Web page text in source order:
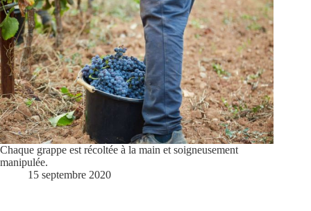
Chaque grappe est récoltée à la main et soigneusement
manipulée.
15 septembre 2020